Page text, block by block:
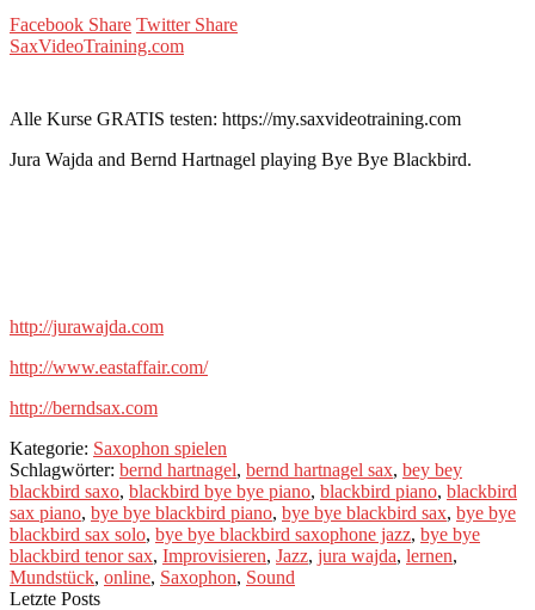
Facebook Share Twitter Share
SaxVideoTraining.com
Alle Kurse GRATIS testen: https://my.saxvideotraining.com
Jura Wajda and Bernd Hartnagel playing Bye Bye Blackbird.
http://jurawajda.com
http://www.eastaffair.com/
http://berndsax.com
Kategorie: Saxophon spielen
Schlagwörter: bernd hartnagel, bernd hartnagel sax, bey bey
blackbird saxo, blackbird bye bye piano, blackbird piano, blackbird
sax piano, bye bye blackbird piano, bye bye blackbird sax, bye bye
blackbird sax solo, bye bye blackbird saxophone jazz, bye bye
blackbird tenor sax, Improvisieren, Jazz, jura wajda, lernen,
Mundstück, online, Saxophon, Sound
Letzte Posts